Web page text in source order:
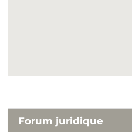
Forum juridique